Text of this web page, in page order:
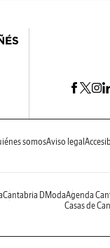
somosAviso legal
Cantabria DModaAgenda
Casas de